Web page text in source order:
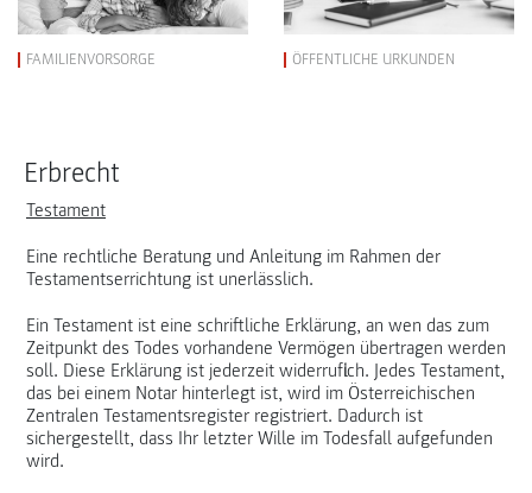
FAMILIENVORSORGE ÖFFENTLICHE URKUNDEN
Erbrecht
Testament
Eine rechtliche Beratung und Anleitung im Rahmen der
Testamentserrichtung ist unerlässlich.
Ein Testament ist eine schriftliche Erklärung, an wen das zum
Zeitpunkt des Todes vorhandene Vermögen übertragen werden
soll. Diese Erklärung ist jederzeit widerruflich. Jedes Testament,
das bei einem Notar hinterlegt ist, wird im Österreichischen
Zentralen Testamentsregister registriert. Dadurch ist
sichergestellt, dass Ihr letzter Wille im Todesfall aufgefunden
wird.